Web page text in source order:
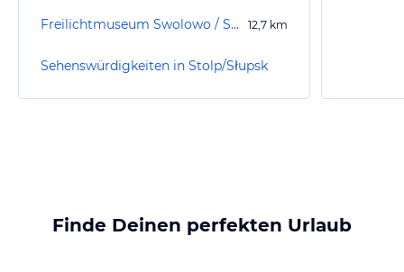
Freilichtmuseum Swolowo / Schwolow 12,7 km
Sehenswürdigkeiten in Stolp/Słupsk
Finde Deinen perfekten Urlaub